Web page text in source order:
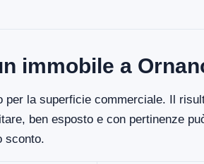
immobile a
la superficie commerciale. Il
ben esposto e con pertinenze
sconto.